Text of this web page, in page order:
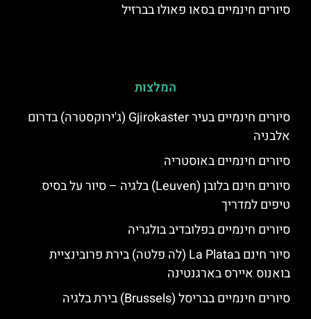
סיורים חינמיים בסאו פאולו בברזיל
המלצות
סיורים חינמיים בעיר Gjirokaster (ג'ירוקסטרה) בדרום
אלבניה
סיורים חינמיים באוסטריה
סיורים חינם בלובן (Leuven) בלגיה – סיור על בסיס
טיפים למדריך
סיורים חינמיים בפלובדיב בולגריה
סיור חינם בLa Plata (לה פלטה) בירת פרובינציית
בואנוס איירס בארגנטינה
סיורים חינמיים בבריסל (Brussels) בירת בלגיה